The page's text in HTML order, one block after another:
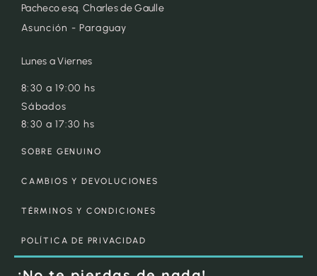
Pacheco esq. Charles de Gaulle
Asunción - Paraguay
Lunes a Viernes
8:30 a 19:00 hs
Sábados
8:30 a 17:30 hs
SOBRE GENUINO
CAMBIOS Y DEVOLUCIONES
TÉRMINOS Y CONDICIONES
POLÍTICA DE PRIVACIDAD